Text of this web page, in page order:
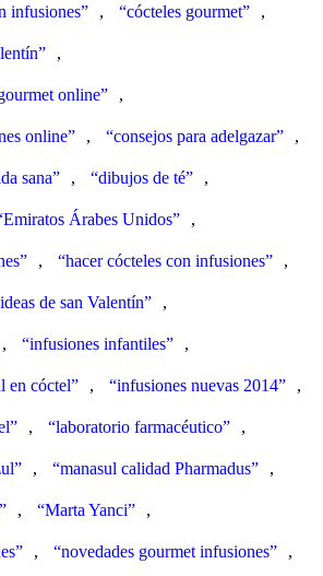
infusiones” , “cócteles gourmet” ,
,
online” ,
online” , “consejos para adelgazar” ,
sana” , “dibujos de té” ,
Árabes Unidos” ,
, “hacer cócteles con infusiones” ,
de san Valentín” ,
, “infusiones infantiles” ,
en cóctel” , “infusiones nuevas 2014” ,
, “laboratorio farmacéutico” ,
, “manasul calidad Pharmadus” ,
, “Marta Yanci” ,
, “novedades gourmet infusiones” ,